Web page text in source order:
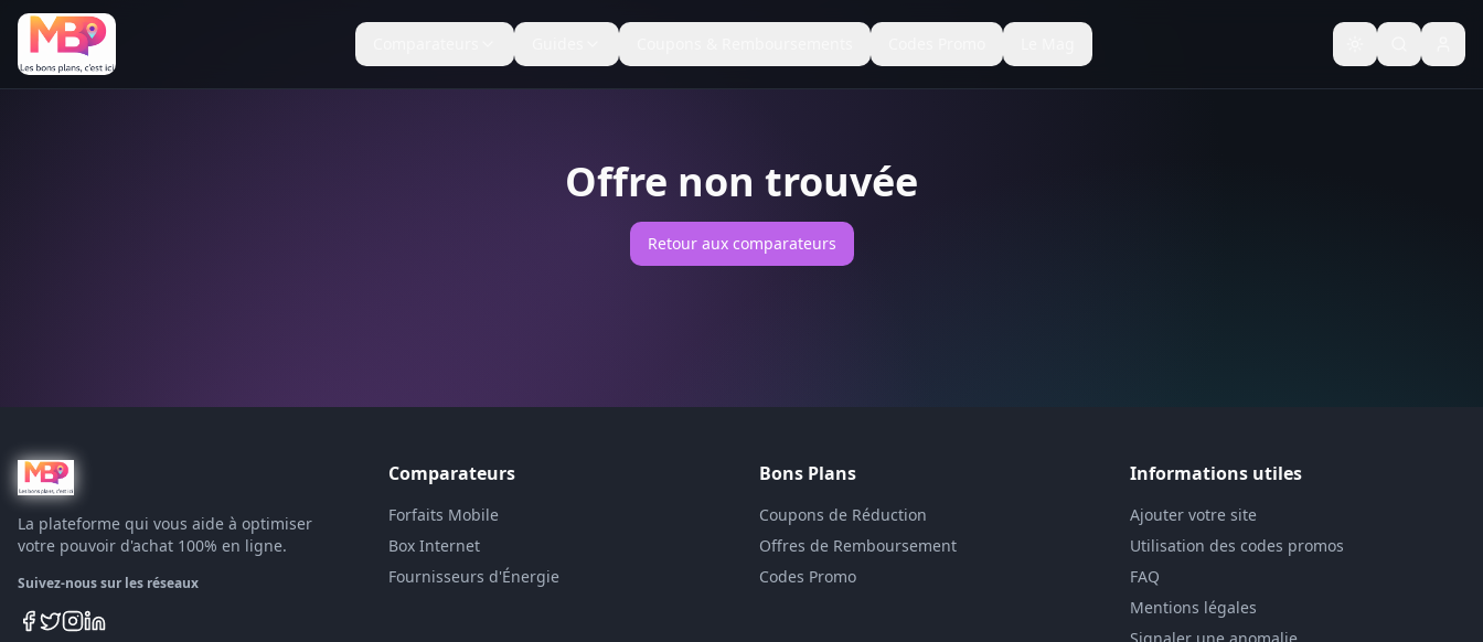
Basculer le
Offre non trouvée
Retour aux comparateurs
La plateforme qui vous aide à optimiser
votre pouvoir d'achat 100% en ligne.
Suivez-nous sur les réseaux
Comparateurs
Forfaits Mobile
Box Internet
Fournisseurs d'Énergie
Bons Plans
Coupons de Réduction
Offres de Remboursement
Codes Promo
Informations utiles
Ajouter votre site
Utilisation des codes promos
FAQ
Mentions légales